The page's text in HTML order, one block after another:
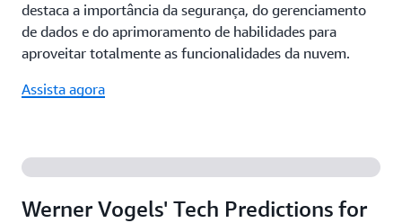
destaca a importância da segurança, do gerenciamento
de dados e do aprimoramento de habilidades para
aproveitar totalmente as funcionalidades da nuvem.
Assista agora
Werner Vogels' Tech Predictions for